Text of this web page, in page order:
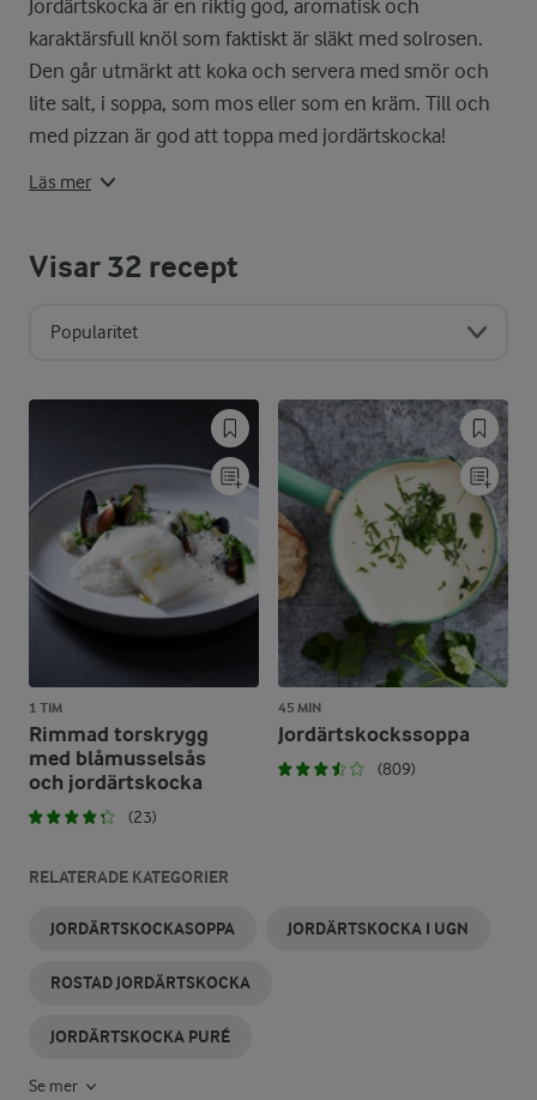
Jordärtskocka är en riktig god, aromatisk och
karaktärsfull knöl som faktiskt är släkt med solrosen.
Den går utmärkt att koka och servera med smör och
lite salt, i soppa, som mos eller som en kräm. Till och
med pizzan är god att toppa med jordärtskocka!
Tillagning och
Jordärtskockor får gärna blandas
Tips! Skär jordärtskockorna i
Läs mer
Visar32 recept
Popularitet
1 TIM
Rimmad torskrygg
med blåmusselsås
och jordärtskocka
(23)
45 MIN
Jordärtskockssoppa
(809)
RELATERADE KATEGORIER
JORDÄRTSKOCKASOPPA JORDÄRTSKOCKA I UGN
ROSTAD JORDÄRTSKOCKA
JORDÄRTSKOCKA PURÉ
Se mer